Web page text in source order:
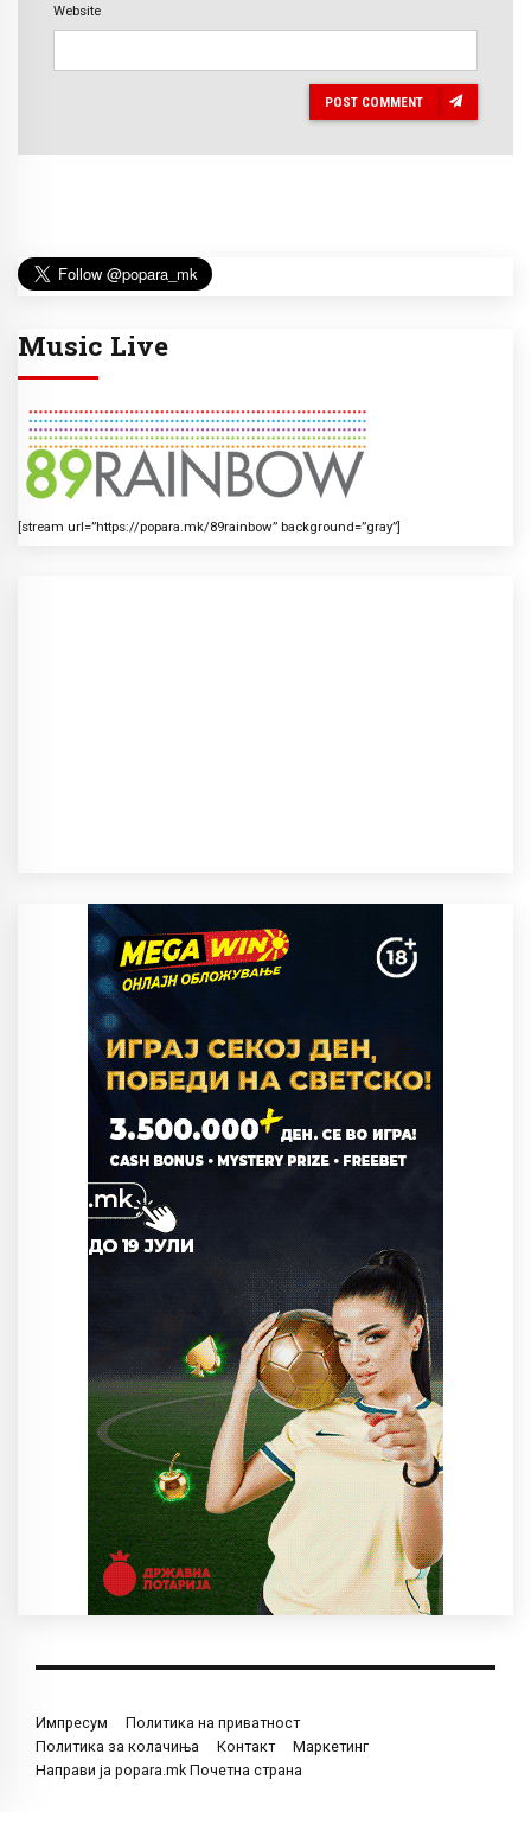
Website
POST COMMENT
Music Live
[stream url=”https://popara.mk/89rainbow” background=”gray”]
Импресум
Политика на приватност
Политика за колачиња
Контакт
Маркетинг
Направи ја popara.mk Почетна страна